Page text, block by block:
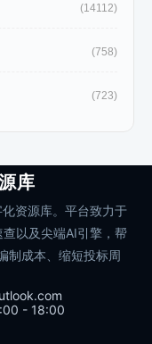
(14112)
(758)
(723)
库
资源库。平台致力于
以及尖端AI引擎，帮
制成本、缩短投标周
- 18:00